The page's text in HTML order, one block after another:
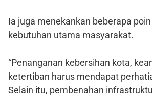
Ia juga menekankan beberapa
kebutuhan utama masyarakat.
“Penanganan kebersihan kota,
ketertiban harus mendapat
Selain itu, pembenahan